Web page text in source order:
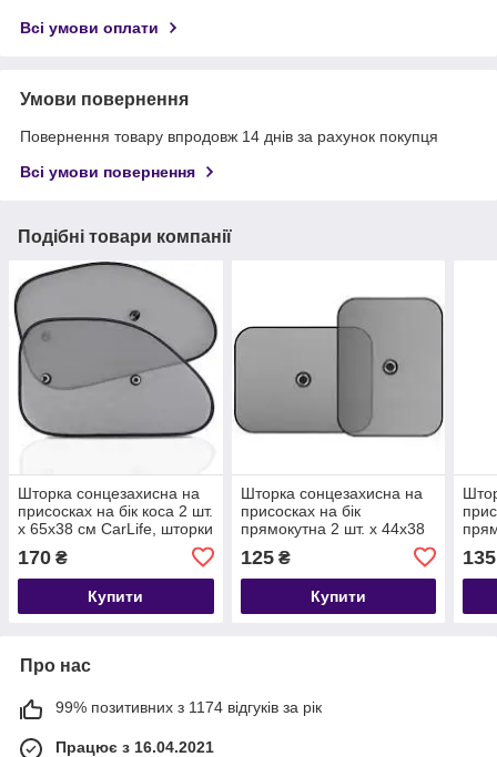
Всі умови оплати
Умови повернення
Повернення товару впродовж 14 днів за рахунок покупця
Всі умови повернення
Подібні товари компанії
Шторка сонцезахисна на
присосках на бік коса 2 шт.
х 65x38 см CarLife, шторки
170 ₴
Купити
Шторка сонцезахисна на
присосках на бік
прямокутна 2 шт. х 44x38
автомобіль
125₴
Купити
135
Про нас
99% позитивних з 1174 відгуків за рік
Працює з 16.04.2021